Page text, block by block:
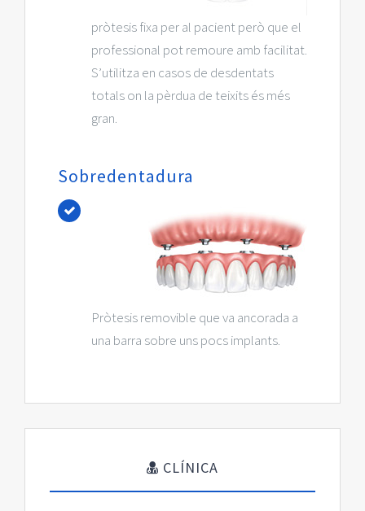
pròtesis fixa per al pacient però que el
professional pot remoure amb facilitat.
S’utilitza en casos de desdentats
totals on la pèrdua de teixits és més
gran.
Sobredentadura
Pròtesis removible que va ancorada a
una barra sobre uns pocs implants.
CLÍNICA